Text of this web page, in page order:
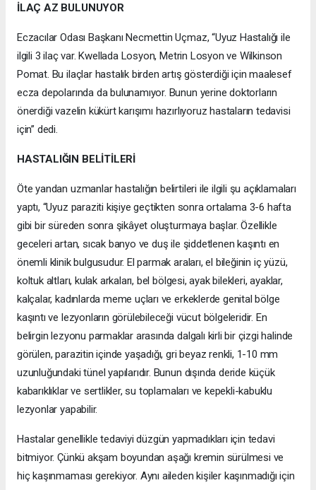
İLAÇ AZ BULUNUYOR
Eczacılar Odası Başkanı Necmettin Uçmaz, “Uyuz Hastalığı ile
ilgili 3 ilaç var. Kwellada Losyon, Metrin Losyon ve Wilkinson
Pomat. Bu ilaçlar hastalık birden artış gösterdiği için maalesef
ecza depolarında da bulunamıyor. Bunun yerine doktorların
önerdiği vazelin kükürt karışımı hazırlıyoruz hastaların tedavisi
için” dedi.
HASTALIĞIN BELİTİLERİ
Öte yandan uzmanlar hastalığın belirtileri ile ilgili şu açıklamaları
yaptı, “Uyuz paraziti kişiye geçtikten sonra ortalama 3-6 hafta
gibi bir süreden sonra şikâyet oluşturmaya başlar. Özellikle
geceleri artan, sıcak banyo ve duş ile şiddetlenen kaşıntı en
önemli klinik bulgusudur. El parmak araları, el bileğinin iç yüzü,
koltuk altları, kulak arkaları, bel bölgesi, ayak bilekleri, ayaklar,
kalçalar, kadınlarda meme uçları ve erkeklerde genital bölge
kaşıntı ve lezyonların görülebileceği vücut bölgeleridir. En
belirgin lezyonu parmaklar arasında dalgalı kirli bir çizgi halinde
görülen, parazitin içinde yaşadığı, gri beyaz renkli, 1-10 mm
uzunluğundaki tünel yapılarıdır. Bunun dışında deride küçük
kabarıklıklar ve sertlikler, su toplamaları ve kepekli-kabuklu
lezyonlar yapabilir.
Hastalar genellikle tedaviyi düzgün yapmadıkları için tedavi
bitmiyor. Çünkü akşam boyundan aşağı kremin sürülmesi ve
hiç kaşınmaması gerekiyor. Aynı aileden kişiler kaşınmadığı için